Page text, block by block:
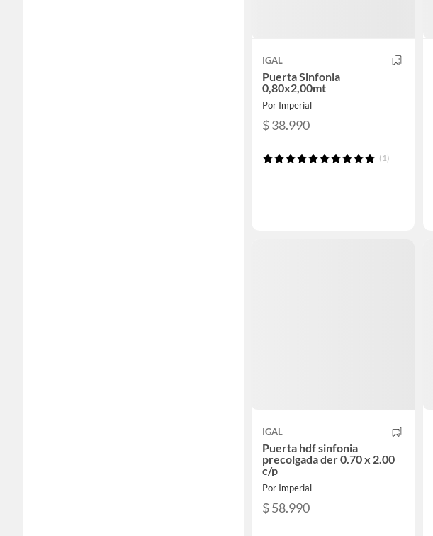
IGAL
Puerta Sinfonia
0,80x2,00mt
Por Imperial
$ 38.990
(1)
IGAL
Puerta hdf sinfonia
precolgada der 0.70 x 2.00
c/p
Por Imperial
$ 58.990